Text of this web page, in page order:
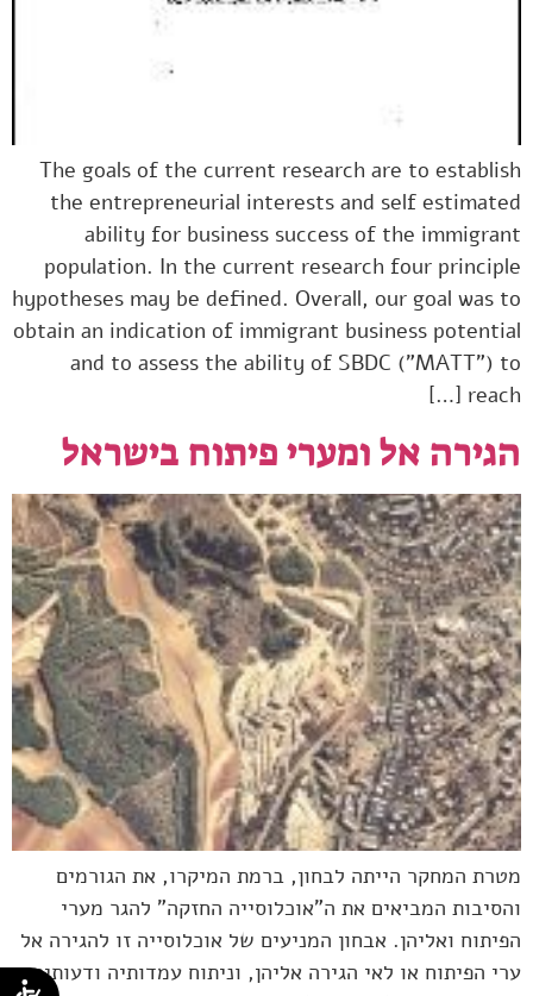
The goals of the current research are to establish
the entrepreneurial interests and self estimated
ability for business success of the immigrant
population. In the current research four principle
hypotheses may be defined. Overall, our goal was to
obtain an indication of immigrant business potential
and to assess the ability of SBDC ("MATT") to
reach […]
הגירה אל ומערי פיתוח בישראל
מטרת המחקר הייתה לבחון, ברמת המיקרו, את הגורמים
והסיבות המביאים את ה"אוכלוסייה החזקה" להגר מערי
הפיתוח ואליהן. אבחון המניעים של אוכלוסייה זו להגירה אל
ערי הפיתוח או לאי הגירה אליהן, וניתוח עמדותיה ודעותיה